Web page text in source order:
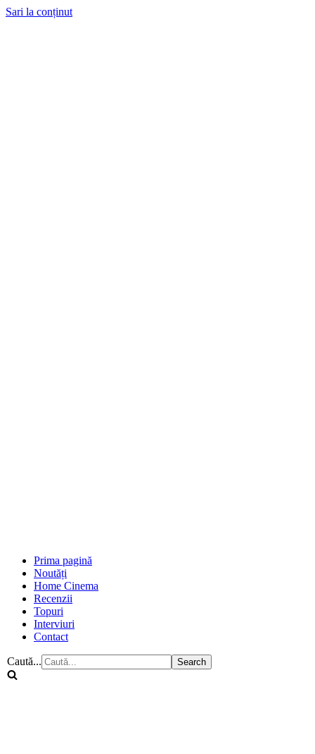
Sari la conținut
Prima pagină
Noutăți
Home Cinema
Recenzii
Topuri
Interviuri
Contact
Caută...